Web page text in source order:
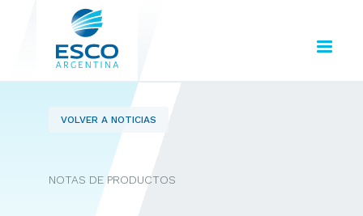
VOLVER A NOTICIAS
NOTAS DE PRODUCTOS